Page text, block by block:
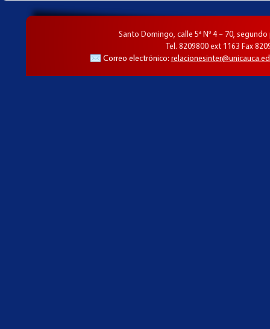
Santo Domingo, calle 5ª Nº 4 – 70,
Tel. 8209800 ext 1163 Fax
Correo electrónico: